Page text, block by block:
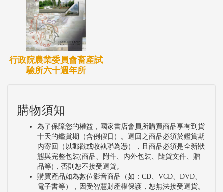
行政院農業委員會畜產試
驗所六十週年所
購物須知
為了保障您的權益，國家書店會員所購買商品享有到貨
十天的鑑賞期（含例假日）。退回之商品必須於鑑賞期
內寄回（以郵戳或收執聯為憑），且商品必須是全新狀
態與完整包裝(商品、附件、內外包裝、隨貨文件、贈
品等)，否則恕不接受退貨。
購買產品如為數位影音商品（如：CD、VCD、DVD、
電子書等），因受智慧財產權保護，恕無法接受退貨。